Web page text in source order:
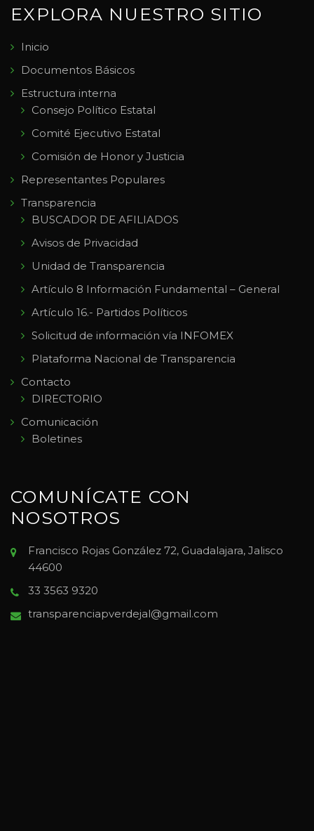
EXPLORA NUESTRO SITIO
Inicio
Documentos Básicos
Estructura interna
Consejo Político Estatal
Comité Ejecutivo Estatal
Comisión de Honor y Justicia
Representantes Populares
Transparencia
BUSCADOR DE AFILIADOS
Avisos de Privacidad
Unidad de Transparencia
Artículo 8 Información Fundamental – General
Artículo 16.- Partidos Políticos
Solicitud de información vía INFOMEX
Plataforma Nacional de Transparencia
Contacto
DIRECTORIO
Comunicación
Boletines
COMUNÍCATE CON
NOSOTROS
Francisco Rojas González 72, Guadalajara, Jalisco
44600
33 3563 9320
transparenciapverdejal@gmail.com